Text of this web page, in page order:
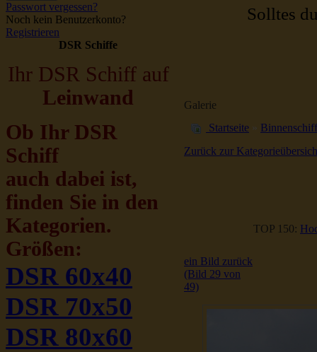
Passwort vergessen?
Noch kein Benutzerkonto?
Registrieren
DSR Schiffe
Ihr DSR Schiff auf
Leinwand
Ob Ihr DSR
Schiff
auch dabei ist,
finden Sie in den
Kategorien.
Größen:
DSR 60x40
DSR 70x50
DSR 80x60
Solltes
Galerie
Startseite »
Zurück zur
TOP 150:
ein Bild zurück
(Bild 29 von
49)